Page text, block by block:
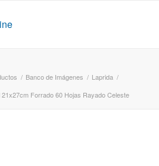
/ Banco de Imágenes / Laprida /
Forrado 60 Hojas Rayado Celeste